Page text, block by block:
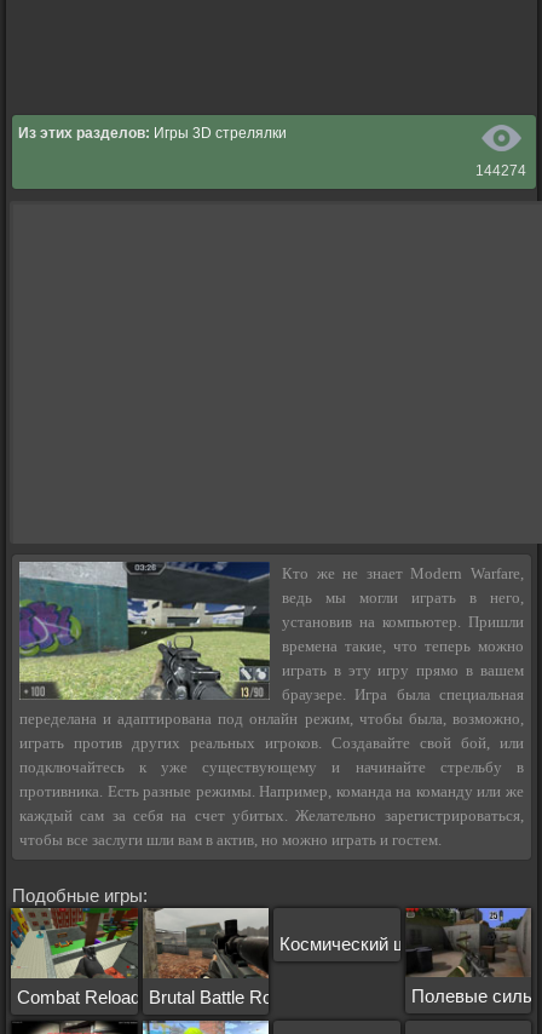
144274
Из этих разделов: Игры 3D стрелялки
Кто же не знает Modern Warfare,
ведь мы могли играть в него,
установив на компьютер. Пришли
времена такие, что теперь можно
играть в эту игру прямо в вашем
браузере. Игра была специальная
переделана и адаптирована под онлайн режим, чтобы была, возможно,
играть против других реальных игроков. Создавайте свой бой, или
подключайтесь к уже существующему и начинайте стрельбу в
противника. Есть разные режимы. Например, команда на команду или же
каждый сам за себя на счет убитых. Желательно зарегистрироваться,
чтобы все заслуги шли вам в актив, но можно играть и гостем.
Подобные игры:
Combat ReloadedBrutal Battle Royale
Космический шутер
Полевые силы